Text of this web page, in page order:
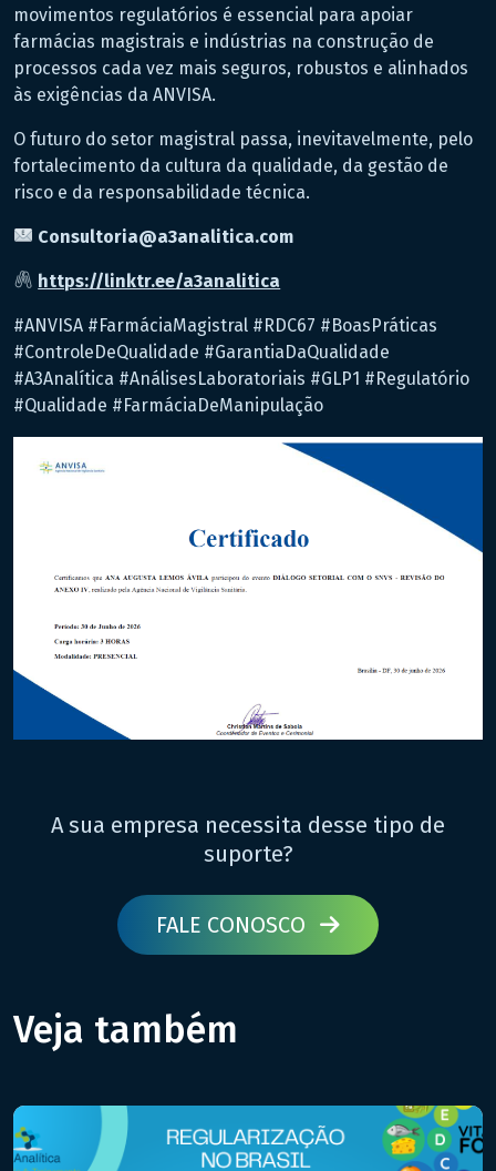
movimentos regulatórios é essencial para apoiar
farmácias magistrais e indústrias na construção de
processos cada vez mais seguros, robustos e alinhados
às exigências da ANVISA.
O futuro do setor magistral passa, inevitavelmente, pelo
fortalecimento da cultura da qualidade, da gestão de
risco e da responsabilidade técnica.
Consultoria@a3analitica.com
https://linktr.ee/a3analitica
#ANVISA #FarmáciaMagistral #RDC67 #BoasPráticas
#ControleDeQualidade #GarantiaDaQualidade
#A3Analítica #AnálisesLaboratoriais #GLP1 #Regulatório
#Qualidade #FarmáciaDeManipulação
A sua empresa necessita desse tipo de
suporte?
FALE CONOSCO
Veja também